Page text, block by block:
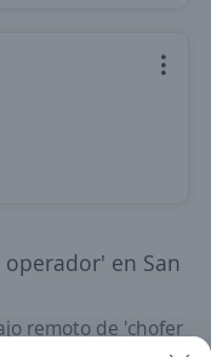
en San
remoto de 'chofer